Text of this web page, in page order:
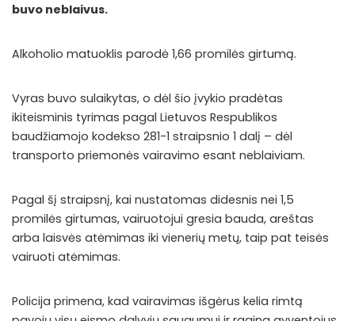
buvo neblaivus.
Alkoholio matuoklis parodė 1,66 promilės girtumą.
Vyras buvo sulaikytas, o dėl šio įvykio pradėtas
ikiteisminis tyrimas pagal Lietuvos Respublikos
baudžiamojo kodekso 281-1 straipsnio 1 dalį – dėl
transporto priemonės vairavimo esant neblaiviam.
Pagal šį straipsnį, kai nustatomas didesnis nei 1,5
promilės girtumas, vairuotojui gresia bauda, areštas
arba laisvės atėmimas iki vienerių metų, taip pat teisės
vairuoti atėmimas.
Policija primena, kad vairavimas išgėrus kelia rimtą